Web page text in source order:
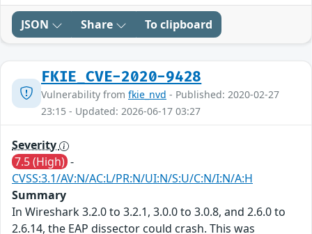
JSON Share To clipboard
FKIE_CVE-2020-9428
Vulnerability from fkie_nvd - Published: 2020-02-27
23:15 - Updated: 2026-06-17 03:27
Severity
7.5 (High) -
CVSS:3.1/AV:N/AC:L/PR:N/UI:N/S:U/C:N/I:N/A:H
Summary
In Wireshark 3.2.0 to 3.2.1, 3.0.0 to 3.0.8, and 2.6.0 to
2.6.14, the EAP dissector could crash. This was